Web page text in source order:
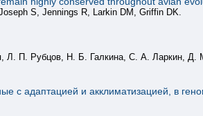
S, Jennings R, Larkin DM, Griffin DK.
Л. П. Рубцов, Н. Б. Галкина, С. А. Ларкин, Д.
с адаптацией и акклиматизацией, в